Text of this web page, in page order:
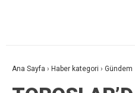
Ana Sayfa › Haber kategori › Gündem